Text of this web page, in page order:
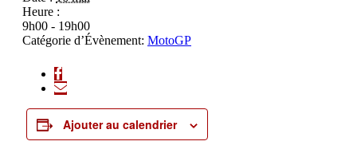
Heure :
9h00 - 19h00
Catégorie d’Évènement: MotoGP
Ajouter au calendrier